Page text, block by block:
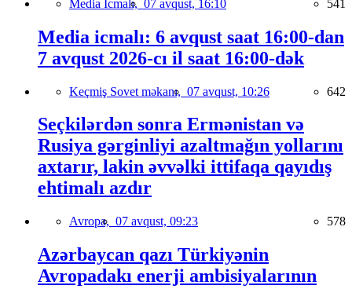
Media İcmalı, 07 avqust, 16:10 541
Media icmalı: 6 avqust saat 16:00-dan
7 avqust 2026-cı il saat 16:00-dək
Keçmiş Sovet məkanı, 07 avqust, 10:26 642
Seçkilərdən sonra Ermənistan və
Rusiya gərginliyi azaltmağın yollarını
axtarır, lakin əvvəlki ittifaqa qayıdış
ehtimalı azdır
Avropa, 07 avqust, 09:23 578
Azərbaycan qazı Türkiyənin
Avropadakı enerji ambisiyalarının